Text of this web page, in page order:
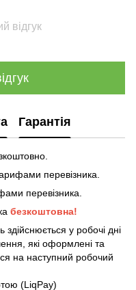
відгук
Гарантія
перевізника.
перевізника.
безкоштовна!
здійснюється у робочі дні
які оформлені та
на наступний робочий
(LiqPay)